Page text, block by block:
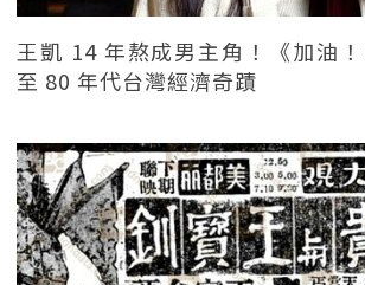
王凱 14 年熬成男主角！《加油
至 80 年代台灣經濟奇蹟